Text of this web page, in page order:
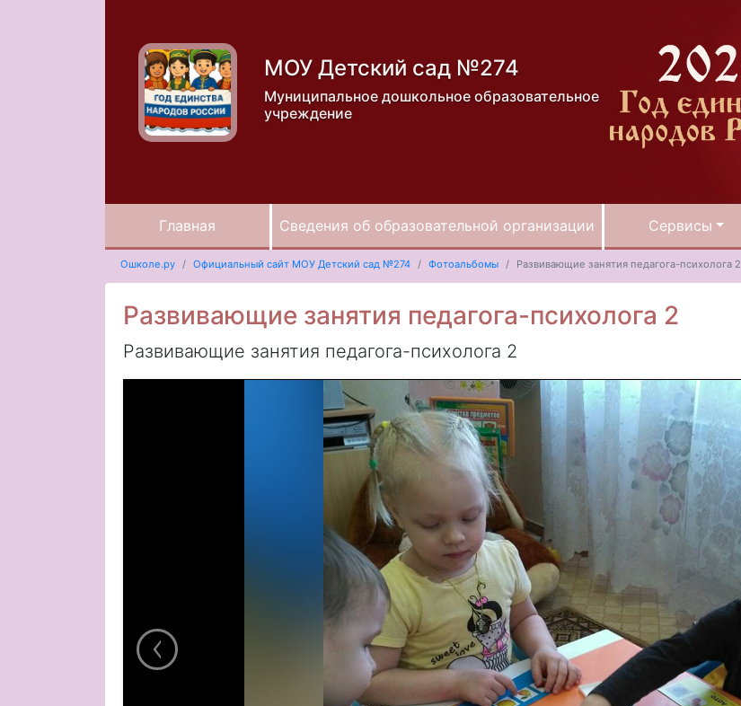
МОУ Детский сад №274
Муниципальное дошкольное образовательное
учреждение
Главная Сведения об образовательной организации Сервисы
Ошколе.ру Официальный сайт МОУ Детский сад №274 Фотоальбомы Развивающие занятия педагога-психолога 2
Развивающие занятия педагога-психолога 2
Развивающие занятия педагога-психолога 2